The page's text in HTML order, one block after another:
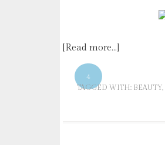
[Read more…]
4
TAGGED WITH: BEAUTY,